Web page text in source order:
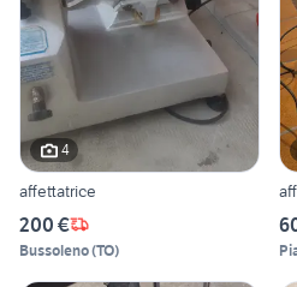
4
affettatrice
200 €
Bussoleno(TO)